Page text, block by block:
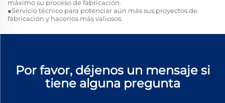
máximo su proceso de fabricación.
●Servicio técnico para potenciar aún más sus proyectos de
fabricación y hacerlos más valiosos.
Por favor, déjenos un mensaje si
tiene alguna pregunta